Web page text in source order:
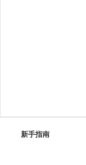
新手指南